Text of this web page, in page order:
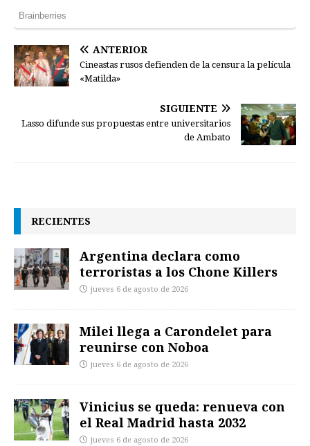
ANTERIOR
Cineastas rusos defienden de la censura la película
«Matilda»
SIGUIENTE
Lasso difunde sus propuestas entre universitarios
de Ambato
RECIENTES
Argentina declara como
terroristas a los Chone Killers
jueves 6 de agosto de 2026
Milei llega a Carondelet para
reunirse con Noboa
jueves 6 de agosto de 2026
Vinicius se queda: renueva con
el Real Madrid hasta 2032
jueves 6 de agosto de 2026